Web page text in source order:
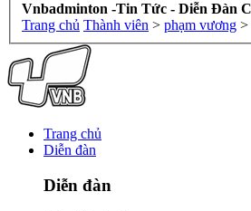
Vnbadminton -Tin Tức - Diễn Đàn
Trang chủ Thành viên > phạm vương >
Trang chủ
Diễn đàn
Diễn đàn